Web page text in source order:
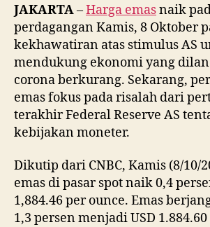
JAKARTA–Harga emasnaik
perdagangan Kamis, 8 Oktober
kekhawatiran atas stimulus AS
mendukung ekonomi yang
corona berkurang. Sekarang,
emas fokus pada risalah dari
terakhir Federal Reserve AS
kebijakan moneter.
Dikutip dari CNBC, Kamis (8/10/
emas di pasar spot naik 0,4
1,884.46 per ounce. Emas
1,3 persen menjadi USD